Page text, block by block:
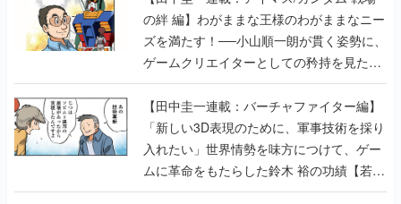
の絆 編】わがままな王様のわがままなニー
ズを満たす！──小山順一朗が貫く姿勢に、
ゲームクリエイターとしての矜持を見た
【若ゲのいたり最終回】
【田中圭一連載：バーチャファイター編】
「新しい3D表現のために、軍事技術を採り
入れたい」世界情勢を味方につけて、ゲー
ムに革命をもたらした鈴木 裕の功績【若ゲ
のいたり】